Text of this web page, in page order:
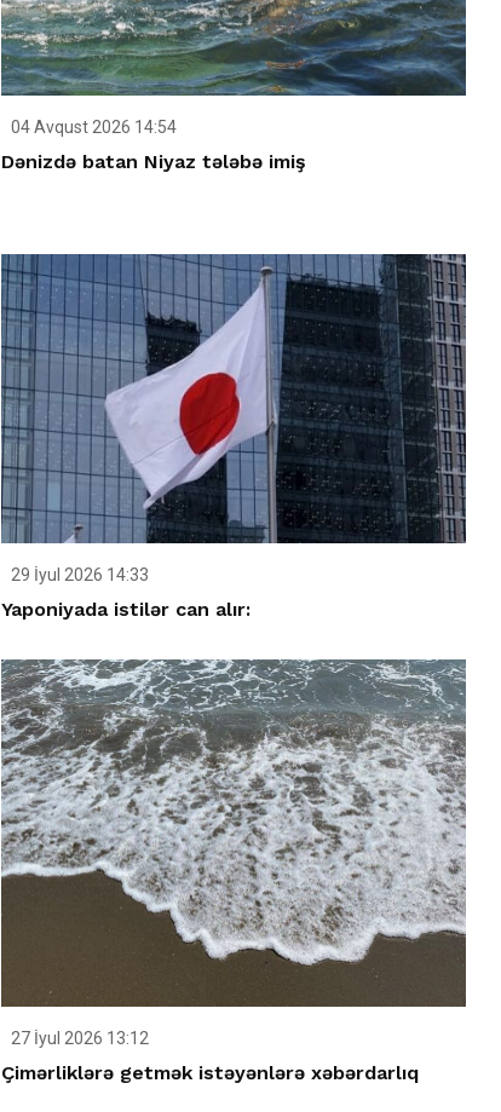
04 Avqust 2026 14:54
Dənizdə batan Niyaz tələbə imiş
29 İyul 2026 14:33
Yaponiyada istilər can alır:
27 İyul 2026 13:12
Çimərliklərə getmək istəyənlərə xəbərdarlıq